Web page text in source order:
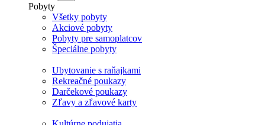
Pobyty
Všetky pobyty
Akciové pobyty
Pobyty pre samoplatcov
Špeciálne pobyty
Ubytovanie s raňajkami
Rekreačné poukazy
Darčekové poukazy
Zľavy a zľavové karty